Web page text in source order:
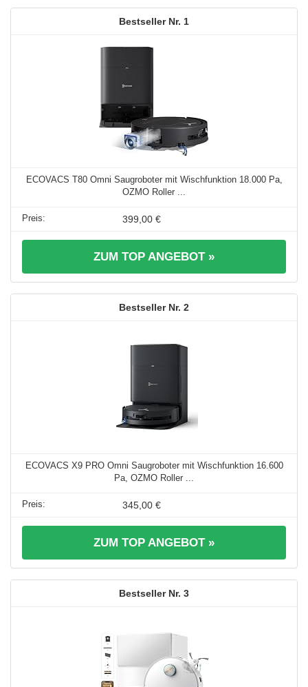
1
ECOVACS T80 Omni Saugroboter mit Wischfunktion 18.000 Pa,
OZMO Roller ...
399,00 €
ZUM TOP ANGEBOT »
2
ECOVACS X9 PRO Omni Saugroboter mit Wischfunktion 16.600
Pa, OZMO Roller ...
345,00 €
ZUM TOP ANGEBOT »
3